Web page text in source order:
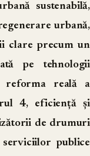
sustenabilă,
urbană,
clare precum un
pe tehnologii
reforma reală a
4, eficiență și
de drumuri
publice